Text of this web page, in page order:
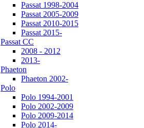
Passat 1998-2004
Passat 2005-2009
Passat 2010-2015
Passat 2015-
Passat CC
2008 - 2012
2013-
Phaeton
Phaeton 2002-
Polo
Polo 1994-2001
Polo 2002-2009
Polo 2009-2014
Polo 2014-